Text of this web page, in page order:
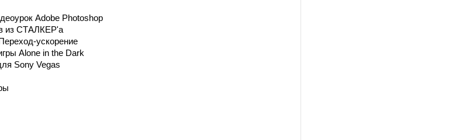
Adobe Photoshop
из СТАЛКЕР'а
ускорение
Alone in the Dark
Sony Vegas